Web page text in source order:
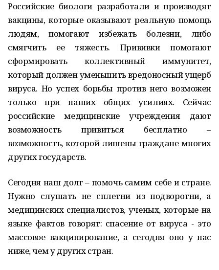
Российские биологи разработали и производят
вакцины, которые оказывают реальную помощь
людям, помогают избежать болезни, либо
смягчить ее тяжесть. Прививки помогают
сформировать коллективный иммунитет,
который должен уменьшить вредоносный ущерб
вируса. Но успех борьбы против него возможен
только при наших общих усилиях. Сейчас
российские медицинские учреждения дают
возможность привиться бесплатно –
возможность, которой лишены граждане многих
других государств.
Сегодня наш долг – помочь самим себе и стране.
Нужно слушать не сплетни из подворотни, а
медицинских специалистов, ученых, которые на
языке фактов говорят: спасение от вируса - это
массовое вакцинирование, а сегодня оно у нас
ниже, чем у других стран.